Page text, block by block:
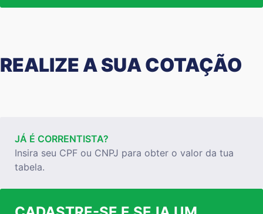
REALIZE A SUA COTAÇÃO
JÁ É CORRENTISTA?
Insira seu CPF ou CNPJ para obter o valor da tua
tabela.